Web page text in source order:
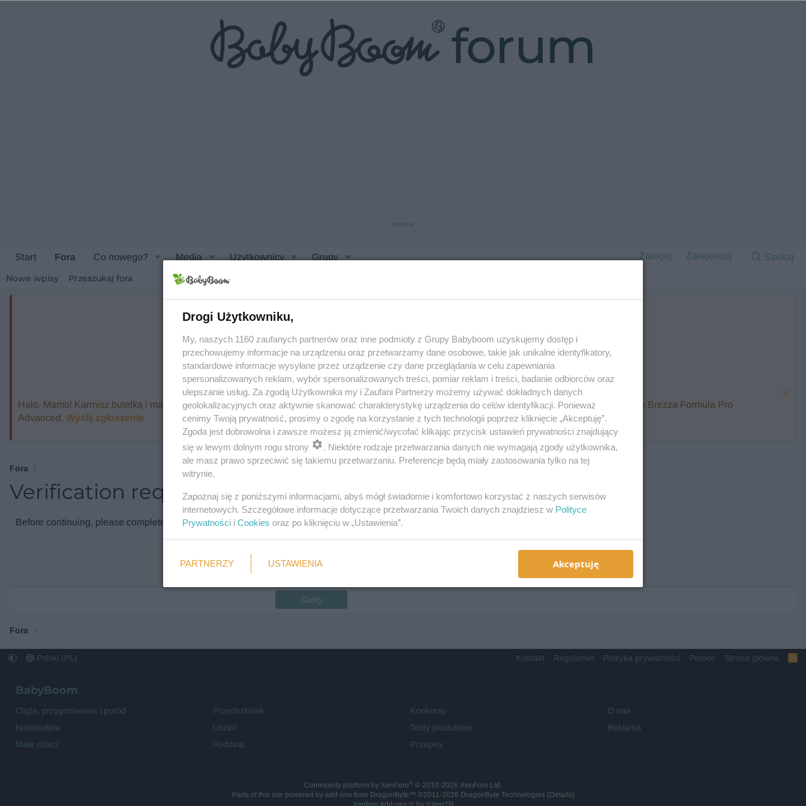
forum
Start Fora Co nowego? Media Użytkownicy Grupy Zaloguj Zarejestruj Szukaj
Nowe wpisy Przeszukaj fora
Halo, Mamo! Karmisz butelką i marzysz o ekspresie, który przygotuje mleko w kilka sekund? Opowiedz historię nocnego karmienia i zawalcz o Baby Brezza Formula Pro
Advanced. Wyślij zgłoszenie
reklama
Fora
Verification required
Before continuing, please complete the verification check.
Weryfikacja
Wymagane
Dalej
Fora
Polski (PL) Kontakt Regulamin Polityka prywatności Pomoc Strona główna
R
BabyBoom
Ciąża, przygotowania i poród
Niemowlęta
Małe dzieci
Przedszkolak
Uczeń
Rodzina
Konkursy
Testy produktów
Przepisy
O nas
Reklama
Community platform by XenForo® © 2010-2026 XenForo Ltd.
Parts of this site powered by add-ons from DragonByte™ ©2011-2026 DragonByte Technologies(Details)
Xenforo Add-ons© by ©XenTR
Drogi Użytkowniku,
My, naszych 1160 zaufanych partnerów oraz inne podmioty z Grupy Babyboom uzyskujemy dostęp i
przechowujemy informacje na urządzeniu oraz przetwarzamy dane osobowe, takie jak unikalne identyfikatory,
standardowe informacje wysyłane przez urządzenie czy dane przeglądania w celu zapewniania
spersonalizowanych reklam, wybór spersonalizowanych treści, pomiar reklam i treści, badanie odbiorców oraz
ulepszanie usług. Za zgodą Użytkownika my i Zaufani Partnerzy możemy używać dokładnych danych
geolokalizacyjnych oraz aktywnie skanować charakterystykę urządzenia do celów identyfikacji. Ponieważ
cenimy Twoją prywatność, prosimy o zgodę na korzystanie z tych technologii poprzez kliknięcie „Akceptuję”.
Zgoda jest dobrowolna i zawsze możesz ją zmienić/wycofać klikając przycisk ustawień prywatności znajdujący
się w lewym dolnym rogu strony
. Niektóre rodzaje przetwarzania danych nie wymagają zgody użytkownika,
ale masz prawo sprzeciwić się takiemu przetwarzaniu. Preferencje będą miały zastosowania tylko na tej
witrynie.
Zapoznaj się z poniższymi informacjami, abyś mógł świadomie i komfortowo korzystać z naszych serwisów
internetowych. Szczegółowe informacje dotyczące przetwarzania Twoich danych znajdziesz w Polityce
Prywatności i Cookies oraz po kliknięciu w „Ustawienia”.
PARTNERZY USTAWIENIA Akceptuję